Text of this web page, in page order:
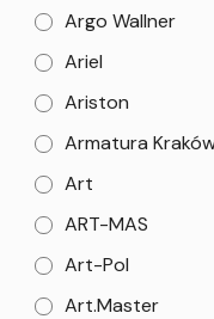
Argo Wallner
Ariel
Ariston
Armatura
Art
ART-MAS
Art-Pol
Art.Master